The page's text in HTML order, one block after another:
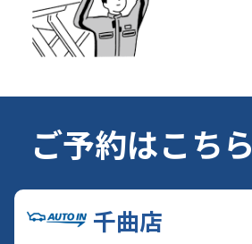
ご予約はこちら
千曲店